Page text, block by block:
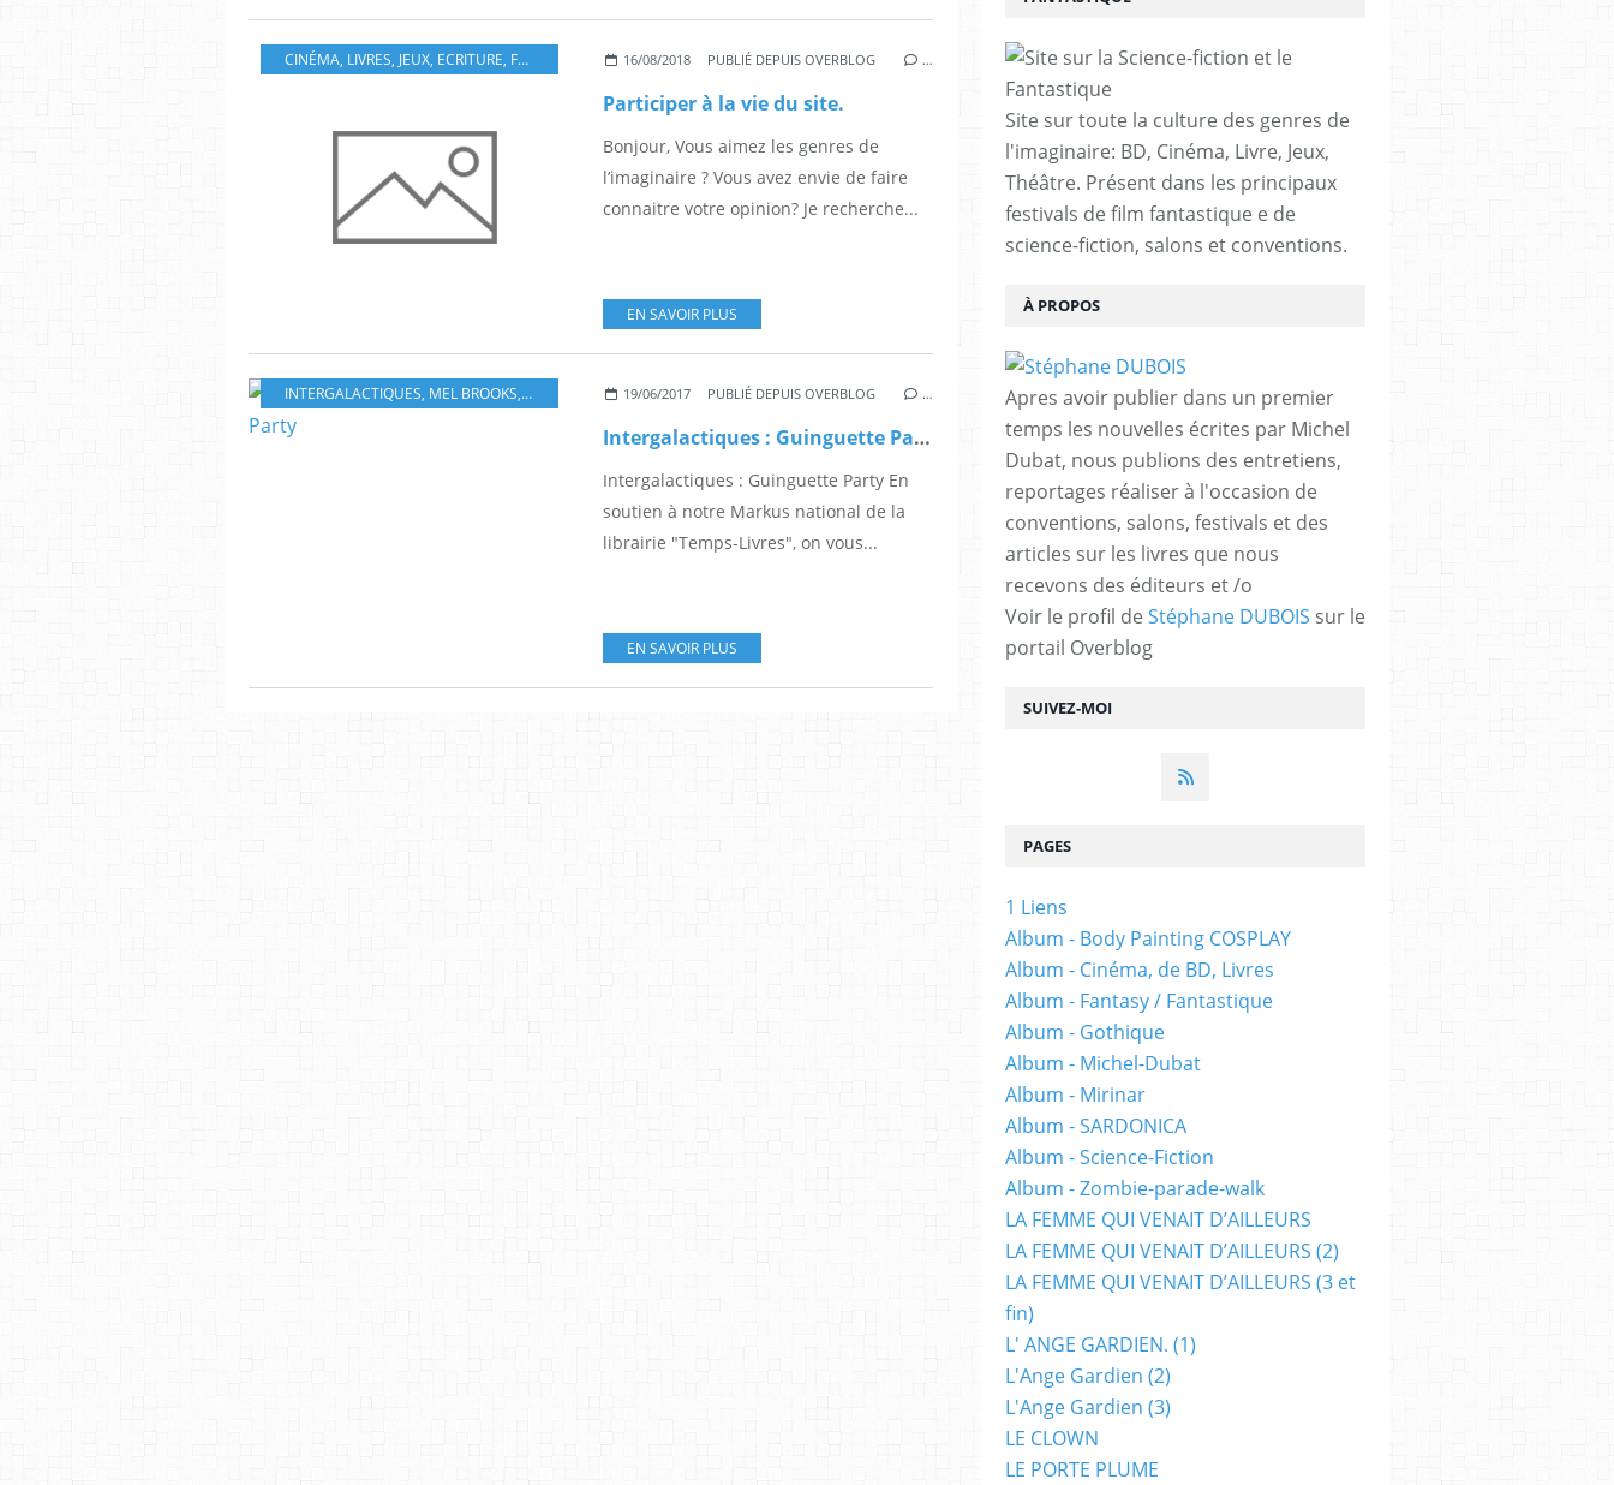
CINÉMA, LIVRES, JEUX, ECRITURE, FESTIVAL SALON,CONVENTION
16/08/2018 PUBLIÉ DEPUIS OVERBLOG …
Participer à la vie du site.
Bonjour, Vous aimez les genres de
l’imaginaire ? Vous avez envie de faire
connaitre votre opinion? Je recherche...
EN SAVOIR PLUS
INTERGALACTIQUES, MEL BROOKS, SALON LIVRE, DEDICASSE CINÉMA,CONCERT,FANTASTIQUE FANTASY,AUTEUR,LITTERATURE,SCIENCE-FICTION,SF,FILMS
19/06/2017 PUBLIÉ DEPUIS OVERBLOG …
Intergalactiques : Guinguette Party
Intergalactiques : Guinguette Party En
soutien à notre Markus national de la
librairie "Temps-Livres", on vous...
EN SAVOIR PLUS
SUIVEZ-MOI
Site sur toute la culture des genres de
l'imaginaire: BD, Cinéma, Livre, Jeux,
Théâtre. Présent dans les principaux
festivals de film fantastique e de
science-fiction, salons et conventions.
À PROPOS
Apres avoir publier dans un premier
temps les nouvelles écrites par Michel
Dubat, nous publions des entretiens,
reportages réaliser à l'occasion de
conventions, salons, festivals et des
articles sur les livres que nous
recevons des éditeurs et /o
Voir le profil de Stéphane DUBOIS sur le
portail Overblog
PAGES
1 Liens
Album - Body Painting COSPLAY
Album - Cinéma, de BD, Livres
Album - Fantasy / Fantastique
Album - Gothique
Album - Michel-Dubat
Album - Mirinar
Album - SARDONICA
Album - Science-Fiction
Album - Zombie-parade-walk
LA FEMME QUI VENAIT D’AILLEURS
LA FEMME QUI VENAIT D’AILLEURS (2)
LA FEMME QUI VENAIT D’AILLEURS (3 et
fin)
L' ANGE GARDIEN. (1)
L'Ange Gardien (2)
L'Ange Gardien (3)
LE CLOWN
LE PORTE PLUME